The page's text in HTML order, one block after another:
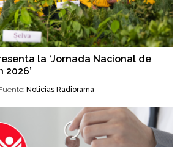
la ‘Jornada Nacional de
2026’
Noticias Radiorama